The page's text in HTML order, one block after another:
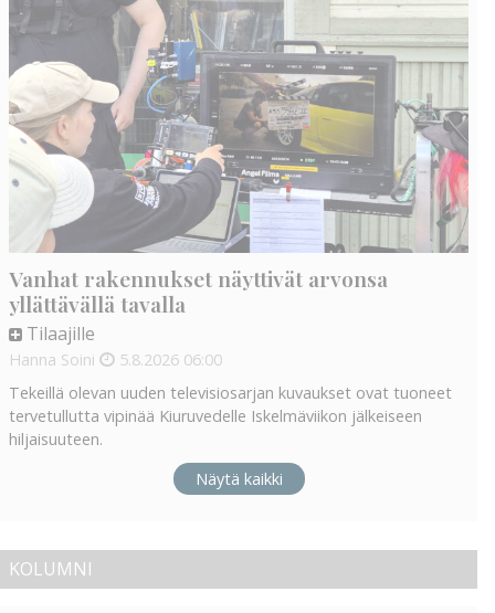
Vanhat rakennukset näyttivät arvonsa
yllättävällä tavalla
Tilaajille
Hanna Soini 5.8.2026 06:00
Tekeillä olevan uuden televisiosarjan kuvaukset ovat tuoneet
tervetullutta vipinää Kiuruvedelle Iskelmäviikon jälkeiseen
hiljaisuuteen.
Näytä kaikki
KOLUMNI